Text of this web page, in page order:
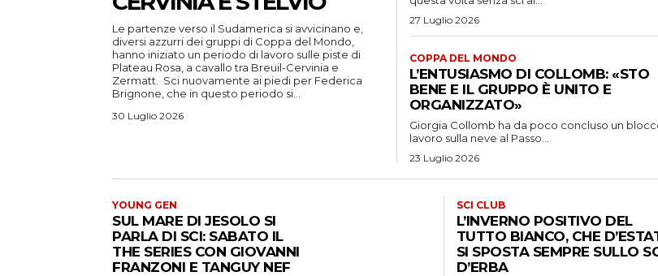
Le partenze verso il Sudamerica si avvicinano e,
diversi azzurri dei gruppi di Coppa del Mondo,
hanno iniziato un periodo di lavoro sulle piste di
Plateau Rosa, a cavallo tra Breuil-Cervinia e
Zermatt. Sci nuovamente ai piedi per Federica
Brignone, che in questo periodo si...
30 Luglio 2026
27 Luglio 2026
COPPA DEL MONDO
L’ENTUSIASMO DI COLLOMB: «STO
BENE E IL GRUPPO È UNITO E
ORGANIZZATO»
Giorgia Collomb ha da poco concluso un
lavoro sulla neve al Passo...
23 Luglio 2026
YOUNG GEN
SUL MARE DI JESOLO SI
PARLA DI SCI: SABATO IL
THE SERIES CON GIOVANNI
FRANZONI E TANGUY NEF
SCI CLUB
L’INVERNO POSITIVO DEL
TUTTO BIANCO, CHE
SI SPOSTA SEMPRE SULLO
D’ERBA